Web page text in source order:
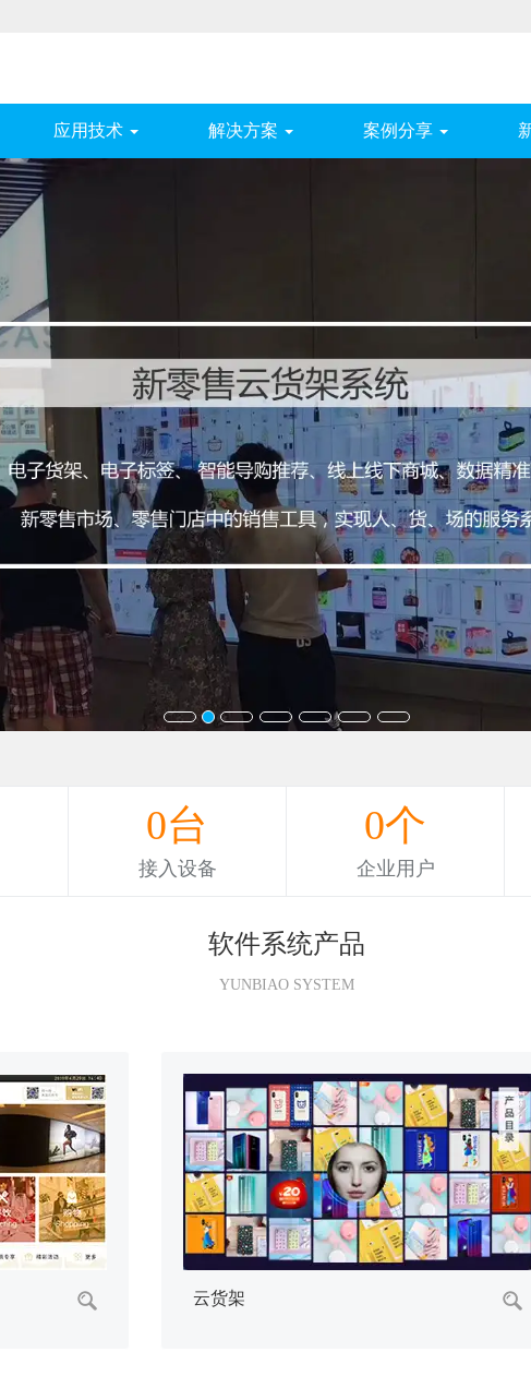
应用技术 解决方案 案例分享
0台
接入设备
0个
企业用户
软件系统产品
YUNBIAO SYSTEM
触摸查询系统